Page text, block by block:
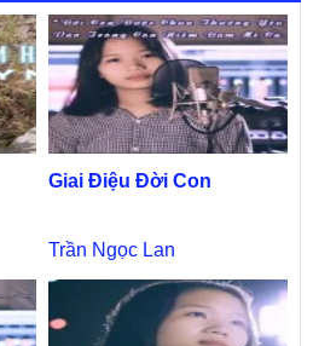
Giai Điệu Đời Con
Trần Ngọc Lan